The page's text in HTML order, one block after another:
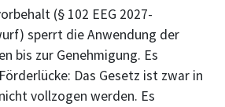
(§ 102 EEG 2027-
sperrt die Anwendung der
bis zur Genehmigung. Es
Das Gesetz ist zwar in
vollzogen werden. Es